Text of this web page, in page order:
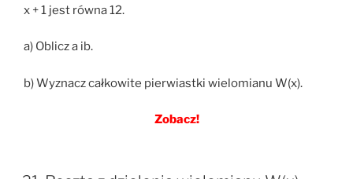
x + 1 jest równa 12.
a) Oblicz a ib.
b) Wyznacz całkowite pierwiastki wielomianu W(x).
Zobacz!